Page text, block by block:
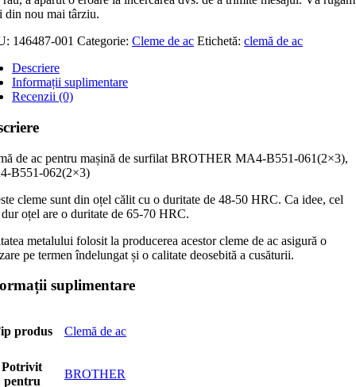
din nou mai târziu.
146487-001 Categorie: Cleme de ac Etichetă: clemă de ac
Descriere
Informații suplimentare
Recenzii (0)
de ac pentru mașină de surfilat BROTHER MA4-B551-061(2×3),
B551-062(2×3)
cleme sunt din oțel călit cu o duritate de 48-50 HRC. Ca idee, cel
oțel are o duritate de 65-70 HRC.
metalului folosit la producerea acestor cleme de ac asigură o
pe termen îndelungat și o calitate deosebită a cusăturii.
suplimentare
produs Clemă de ac
Potrivit
pentru
BROTHER